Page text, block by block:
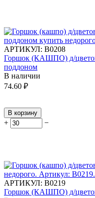
АРТИКУЛ: В0208
Горшок (КАШПО) д/
поддоном
В наличии
74.60 ₽
В корзину
+ −
АРТИКУЛ: В0219
Горшок (КАШПО) д/